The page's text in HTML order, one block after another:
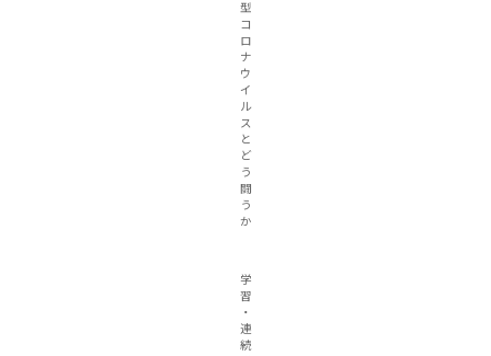
型
コ
ロ
ナ
ウ
イ
ル
ス
と
ど
う
闘
う
か
学
習
・
連
続